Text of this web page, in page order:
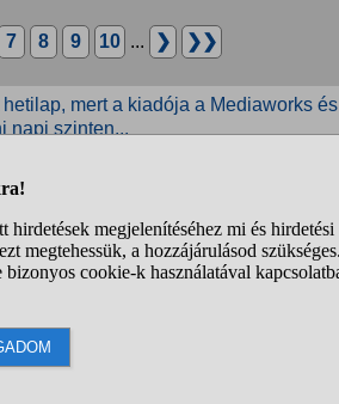
7 8 9 10 ... ❯ ❯❯
mert a kiadója a Mediaworks és
napi szinten...
régióban ki mennyi krumplit
mondjuk 10 kilót, míg Nyugat-
ingyen busz?